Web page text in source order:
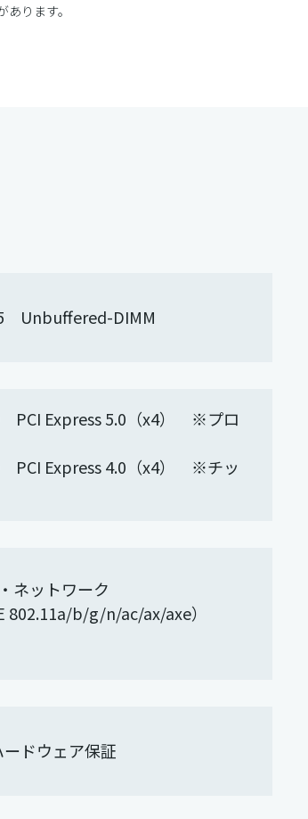
ります。
Unbuffered-DIMM
PCI Express 5.0（x4） ※プロ
PCI Express 4.0（x4） ※チッ
ネットワーク
802.11a/b/g/n/ac/ax/axe）
ドウェア保証